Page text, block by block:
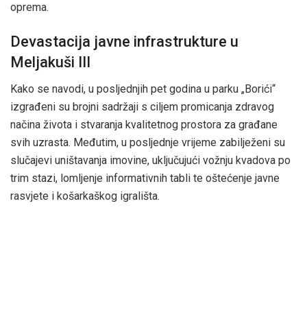
oprema.
Devastacija javne infrastrukture u
Meljakuši III
Kako se navodi, u posljednjih pet godina u parku „Borići“
izgrađeni su brojni sadržaji s ciljem promicanja zdravog
načina života i stvaranja kvalitetnog prostora za građane
svih uzrasta. Međutim, u posljednje vrijeme zabilježeni su
slučajevi uništavanja imovine, uključujući vožnju kvadova po
trim stazi, lomljenje informativnih tabli te oštećenje javne
rasvjete i košarkaškog igrališta.